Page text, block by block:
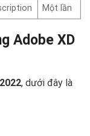
Một lần
Adobe XD
, dưới đây là